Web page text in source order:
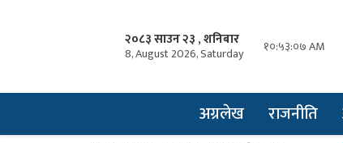
२०८३ साउन २३ , शनिबार
8, August 2026, Saturday १०:५३:०८ AM
अग्रलेख राजनीति